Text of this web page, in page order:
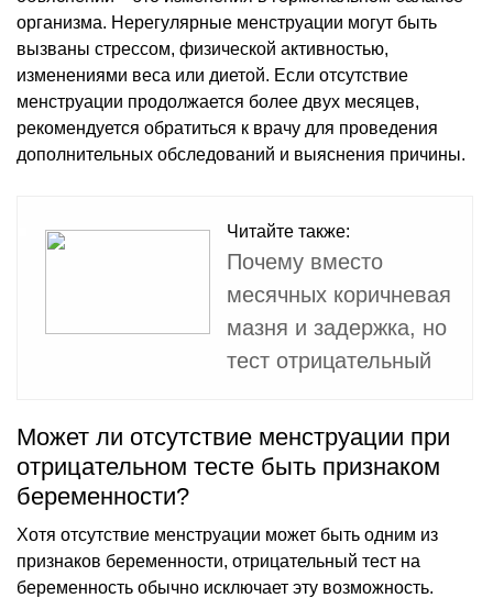
организма. Нерегулярные менструации могут быть
вызваны стрессом, физической активностью,
изменениями веса или диетой. Если отсутствие
менструации продолжается более двух месяцев,
рекомендуется обратиться к врачу для проведения
дополнительных обследований и выяснения причины.
Читайте также:
Почему вместо
месячных коричневая
мазня и задержка, но
тест отрицательный
Может ли отсутствие менструации при
отрицательном тесте быть признаком
беременности?
Хотя отсутствие менструации может быть одним из
признаков беременности, отрицательный тест на
беременность обычно исключает эту возможность.